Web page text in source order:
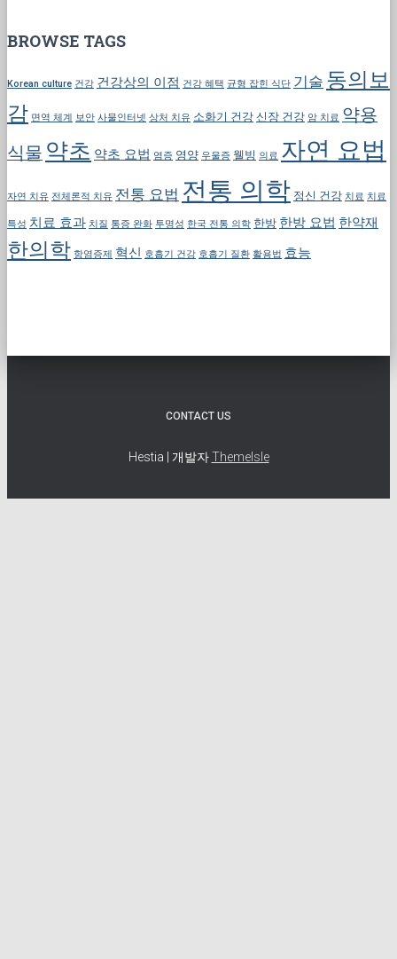
BROWSE TAGS
Korean culture 건강 건강상의 이점 건강 혜택 균형 잡힌 식단 기술 동의보
감 면역 체계 보안 사물인터넷 상처 치유 소화기 건강 신장 건강 암 치료 약용
식물 약초 약초 요법 염증 영양 우울증 웰빙 의료 자연 요법
자연 치유 전체론적 치유 전통 요법 전통 의학 정신 건강 치료 치료
특성 치료 효과 치질 통증 완화 투명성 한국 전통 의학 한방 한방 요법 한약재
한의학 항염증제 혁신 호흡기 건강 호흡기 질환 활용법 효능
CONTACT US
Hestia | 개발자ThemeIsle